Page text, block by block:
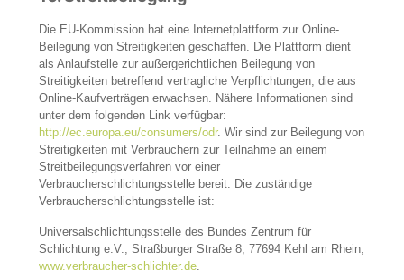
Die EU-Kommission hat eine Internetplattform zur Online-
Beilegung von Streitigkeiten geschaffen. Die Plattform dient
als Anlaufstelle zur außergerichtlichen Beilegung von
Streitigkeiten betreffend vertragliche Verpflichtungen, die aus
Online-Kaufverträgen erwachsen. Nähere Informationen sind
unter dem folgenden Link verfügbar:
http://ec.europa.eu/consumers/odr. Wir sind zur Beilegung von
Streitigkeiten mit Verbrauchern zur Teilnahme an einem
Streitbeilegungsverfahren vor einer
Verbraucherschlichtungsstelle bereit. Die zuständige
Verbraucherschlichtungsstelle ist:
Universalschlichtungsstelle des Bundes Zentrum für
Schlichtung e.V., Straßburger Straße 8, 77694 Kehl am Rhein,
www.verbraucher-schlichter.de.